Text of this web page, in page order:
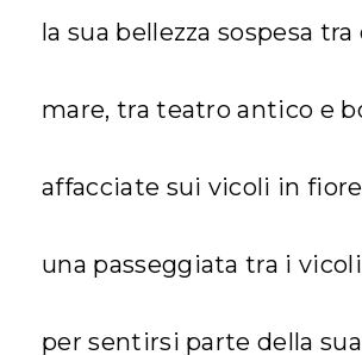
la sua bellezza sospesa tra
mare, tra teatro antico e
affacciate sui vicoli in
una passeggiata tra i
per sentirsi parte della